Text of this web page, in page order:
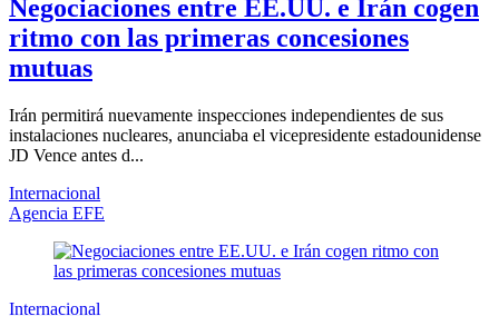
Negociaciones entre EE.UU. e Irán cogen
ritmo con las primeras concesiones
mutuas
Irán permitirá nuevamente inspecciones independientes de sus
instalaciones nucleares, anunciaba el vicepresidente estadounidense
JD Vence antes d...
Internacional
Agencia EFE
Internacional